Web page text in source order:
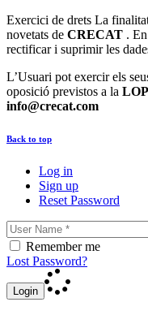
Exercici de drets La
novetats de CRECAT .
rectificar i suprimir les
L’Usuari pot exercir els
oposició previstos a la
info@crecat.com
Back to top
Log in
Sign up
Reset Password
Remember me
Lost Password?
Login